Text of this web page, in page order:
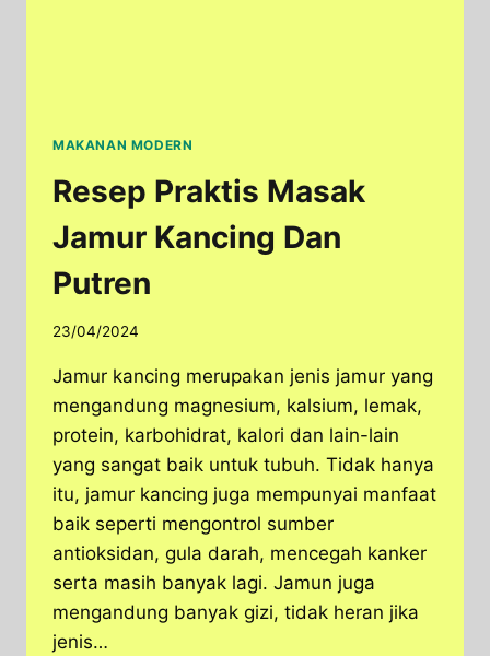
MAKANAN MODERN
Resep Praktis Masak
Jamur Kancing Dan
Putren
23/04/2024
Jamur kancing merupakan jenis jamur yang
mengandung magnesium, kalsium, lemak,
protein, karbohidrat, kalori dan lain-lain
yang sangat baik untuk tubuh. Tidak hanya
itu, jamur kancing juga mempunyai manfaat
baik seperti mengontrol sumber
antioksidan, gula darah, mencegah kanker
serta masih banyak lagi. Jamun juga
mengandung banyak gizi, tidak heran jika
jenis…